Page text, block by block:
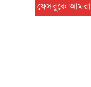
ফেসবুকে আমরা